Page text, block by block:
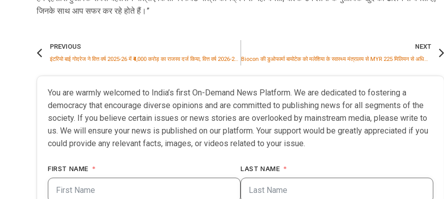
जिनके साथ आप सफर कर रहे होते हैं।”
PREVIOUS
इंटरियो बाई गोदरेज ने वित्त वर्ष 2025-26 में ₹4,000 करोड़ का राजस्व दर्ज किया; वित्त वर्ष 2026-27 में 25% वृद्धि का लक्ष्य
NEXT
Biocon की डुओफार्मा बायोटेक को मलेशिया के स्वास्थ्य मंत्रालय से MYR 225 मिलियन से अधिक के इंसुलिन अनुबंध मिले
You are warmly welcomed to India’s first On-Demand News Platform. We are dedicated to fostering a
democracy that encourage diverse opinions and are committed to publishing news for all segments of the
society. If you believe certain issues or news stories are overlooked by mainstream media, please write to
us. We will ensure your news is published on our platform. Your support would be greatly appreciated if you
could provide any relevant facts, images, or videos related to your issue.
FIRST NAME LAST NAME